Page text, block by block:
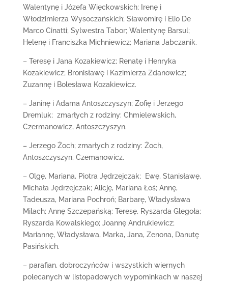
Walentynę i Józefa Więckowskich; Irenę i
Włodzimierza Wysoczańskich; Sławomirę i Elio De
Marco Cinatti; Sylwestra Tabor; Walentynę Barsul;
Helenę i Franciszka Michniewicz; Mariana Jabczanik.
– Teresę i Jana Kozakiewicz; Renatę i Henryka
Kozakiewicz; Bronisławę i Kazimierza Zdanowicz;
Zuzannę i Bolesława Kozakiewicz.
– Janinę i Adama Antoszczyszyn; Zofię i Jerzego
Dremluk; zmarłych z rodziny: Chmielewskich,
Czermanowicz, Antoszczyszyn.
– Jerzego Żoch; zmarłych z rodziny: Żoch,
Antoszczyszyn, Czemanowicz.
– Olgę, Mariana, Piotra Jędrzejczak; Ewę, Stanisławę,
Michała Jędrzejczak; Alicję, Mariana Łoś; Annę,
Tadeusza, Mariana Pochroń; Barbarę, Władysława
Milach; Annę Szczepańską; Teresę, Ryszarda Glegoła;
Ryszarda Kowalskiego; Joannę Andrukiewicz;
Mariannę, Władysława, Marka, Jana, Zenona, Danutę
Pasińskich.
– parafian, dobroczyńców i wszystkich wiernych
polecanych w listopadowych wypominkach w naszej